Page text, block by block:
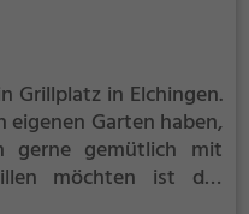
Grillplatz in Elchingen.
eigenen Garten haben,
gerne gemütlich mit
möchten ist der